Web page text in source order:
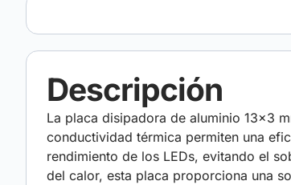
Descripción
La placa disipadora de aluminio 13×3
conductividad térmica permiten una
rendimiento de los LEDs, evitando el
del calor, esta placa proporciona una